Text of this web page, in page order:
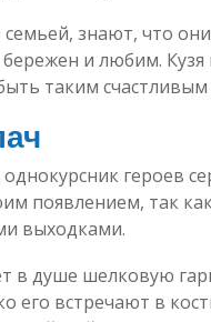
семьей, знают, что
и любим. Кузя
таким
героев
появлением, так
выходками.
в душе шелковую
его встречают в